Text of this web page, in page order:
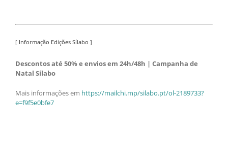
[ Informação Edições Sílabo ]
Descontos até 50% e envios em 24h/48h | Campanha de
Natal Sílabo
Mais informações em https://mailchi.mp/silabo.pt/ol-2189733?
e=f9f5e0bfe7